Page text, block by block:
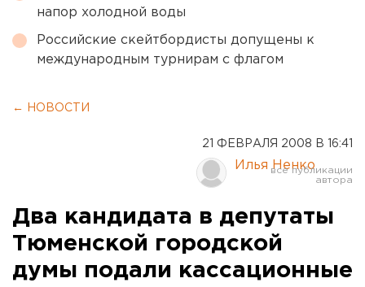
напор холодной воды
Российские скейтбордисты допущены к
международным турнирам с флагом
← НОВОСТИ
21 ФЕВРАЛЯ 2008 В 16:41
Илья Ненко
Два кандидата в депутаты
Тюменской городской
думы подали кассационные